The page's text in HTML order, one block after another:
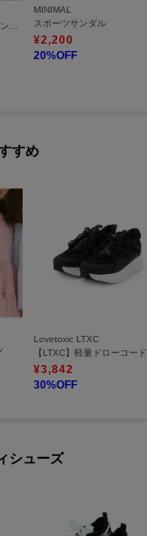
MINIMAL
スポーツサンダル
¥2,200
20%OFF
すめ
Lovetoxic LTXC
¥3,842
30%OFF
シューズ